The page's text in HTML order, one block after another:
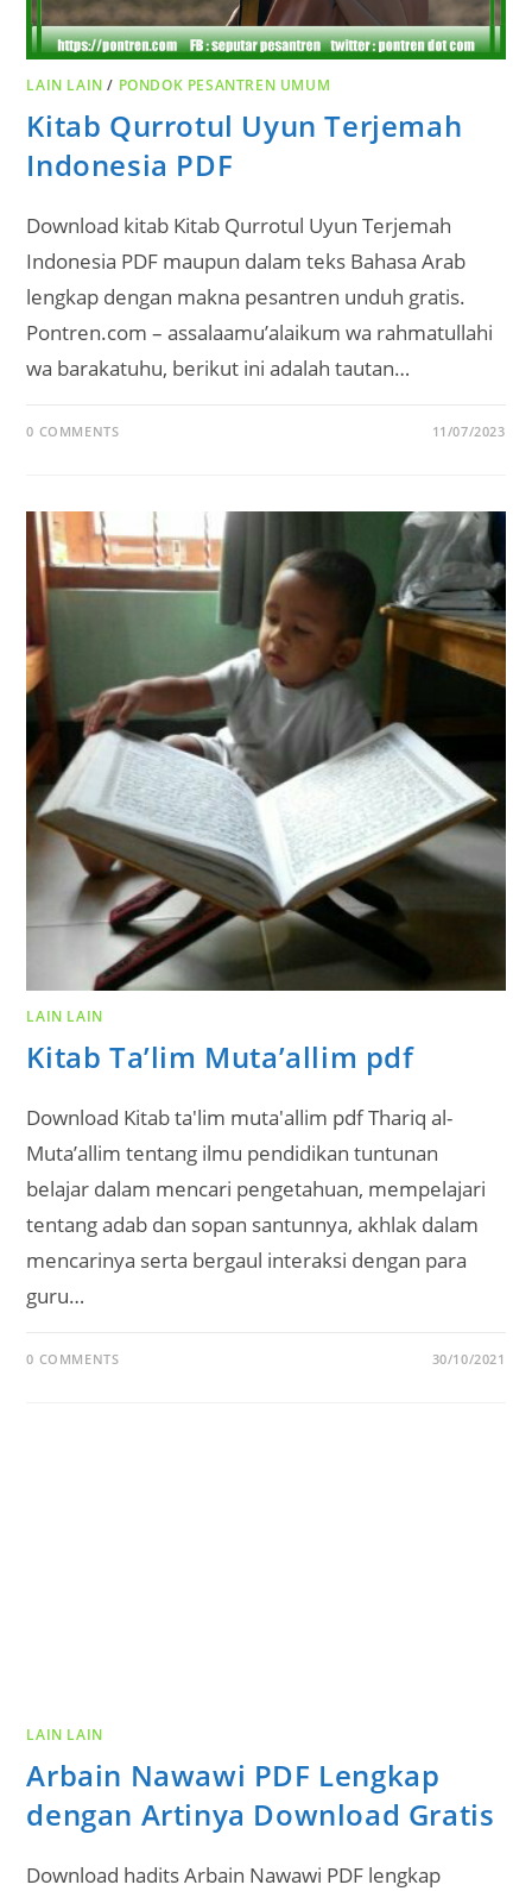
LAIN LAIN / PONDOK PESANTREN UMUM
Kitab Qurrotul Uyun Terjemah
Indonesia PDF
Download kitab Kitab Qurrotul Uyun Terjemah
Indonesia PDF maupun dalam teks Bahasa Arab
lengkap dengan makna pesantren unduh gratis.
Pontren.com – assalaamu’alaikum wa rahmatullahi
wa barakatuhu, berikut ini adalah tautan…
0 COMMENTS 11/07/2023
LAIN LAIN
Kitab Ta’lim Muta’allim pdf
Download Kitab ta'lim muta'allim pdf Thariq al-
Muta’allim tentang ilmu pendidikan tuntunan
belajar dalam mencari pengetahuan, mempelajari
tentang adab dan sopan santunnya, akhlak dalam
mencarinya serta bergaul interaksi dengan para
guru…
0 COMMENTS 30/10/2021
LAIN LAIN
Arbain Nawawi PDF Lengkap
dengan Artinya Download Gratis
Download hadits Arbain Nawawi PDF lengkap